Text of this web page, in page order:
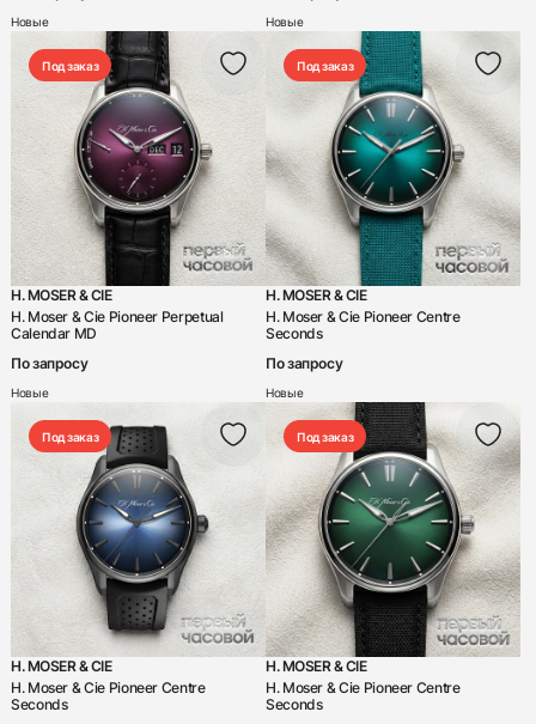
Новые Новые
Под заказ
H. MOSER & CIE
H. Moser & Cie Pioneer Perpetual
Calendar MD
По запросу
Новые
Под заказ
H. MOSER & CIE
H. Moser & Cie Pioneer Centre
Seconds
По запросу
Новые
Под заказ
H. MOSER & CIE
H. Moser & Cie Pioneer Centre
Seconds
Под заказ
H. MOSER & CIE
H. Moser & Cie Pioneer Centre
Seconds